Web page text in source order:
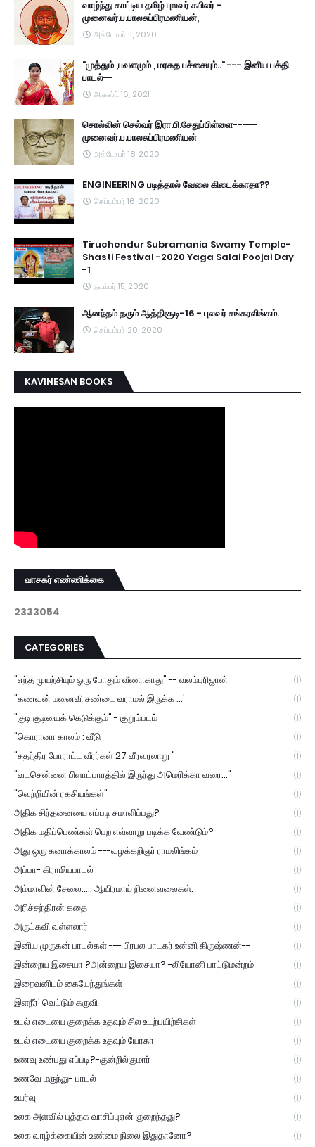
வாழ்ந்து காட்டிய தமிழ் புலவர் கபிலர் -
முனைவர்.ப.பாலசுப்பிரமணியன்,
அக்டோபர் 11, 2020
"முத்தும் ,பவளமும் , மரகத பச்சையும்.." --- இனிய பக்தி
பாடல்--
ஆகஸ்ட் 16, 2021
சொல்லின் செல்வர் இரா.பி.சேதுப்பிள்ளை-----
முனைவர்.ப.பாலசுப்பிரமணியன்
அக்டோபர் 18, 2020
ENGINEERING படித்தால் வேலை கிடைக்காதா??
செப்டம்பர் 16, 2020
Tiruchendur Subramania Swamy Temple-
Shasti Festival -2020 Yaga Salai Poojai Day
-1
நவம்பர் 15, 2020
ஆனந்தம் தரும் ஆத்திசூடி-16 - புலவர் சங்கரலிங்கம்.
செப்டம்பர் 20, 2020
KAVINESAN BOOKS
வாசகர் எண்ணிக்கை
2333054
CATEGORIES
"எந்த முயற்சியும் ஒரு போதும் வீணாகாது" -- வலம்புரிஜான் (1)
"கணவன் மனைவி சண்டை வராமல் இருக்க ...' (1)
"குடி குடியைக் கெடுக்கும்" - குறும்படம் (1)
"கொரானா காலம் : வீடு (1)
"சுதந்திர போராட்ட வீரர்கள் 27 வீரவரலாறு " (1)
"வடசென்னை பிளாட்பாரத்தில் இருந்து அமெரிக்கா வரை..." (1)
"வெற்றியின் ரகசியங்கள்" (1)
அதிக சிந்தனையை எப்படி சமாளிப்பது? (1)
அதிக மதிப்பெண்கள் பெற எவ்வாறு படிக்க வேண்டும்? (1)
அது ஒரு கனாக்காலம் ---வழக்கறிஞர் ராமலிங்கம் (1)
அப்பா- கிராமியபாடல் (1)
அம்மாவின் சேலை..... ஆயிரமாய் நினைவலைகள். (1)
அரிச்சந்திரன் கதை (1)
அருட்கவி வள்ளலார் (1)
இனிய முருகன் பாடல்கள் --- பிரபல பாடகர் உன்னி கிருஷ்ணன்-- (1)
இன்றைய இசையா ?அன்றைய இசையா? -லியோனி பாட்டுமன்றம் (1)
இறைவனிடம் கையேந்துங்கள் (1)
இளநீர்' வெட்டும் கருவி (1)
உடல் எடையை குறைக்க உதவும் சில உடற்பயிற்சிகள் (1)
உடல் எடையை குறைக்க உதவும் யோகா (1)
உணவு உண்பது எப்படி?-குன்றில்குமார் (1)
உணவே மருந்து- பாடல் (1)
உயர்வு (1)
உலக அளவில் புத்தக வாசிப்புஏன் குறைந்தது? (1)
உலக வாழ்க்கையின் உண்மை நிலை இதுதானோ? (1)